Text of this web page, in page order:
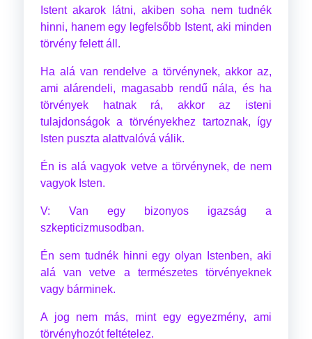
Istent akarok látni, akiben soha nem tudnék
hinni, hanem egy legfelsőbb Istent, aki minden
törvény felett áll.
Ha alá van rendelve a törvénynek, akkor az,
ami alárendeli, magasabb rendű nála, és ha
törvények hatnak rá, akkor az isteni
tulajdonságok a törvényekhez tartoznak, így
Isten puszta alattvalóvá válik.
Én is alá vagyok vetve a törvénynek, de nem
vagyok Isten.
V: Van egy bizonyos igazság a
szkepticizmusodban.
Én sem tudnék hinni egy olyan Istenben, aki
alá van vetve a természetes törvényeknek
vagy bárminek.
A jog nem más, mint egy egyezmény, ami
törvényhozót feltételez.